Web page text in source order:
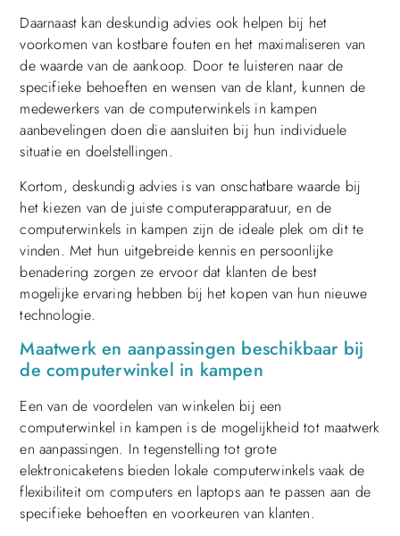
Daarnaast kan deskundig advies ook helpen bij het
voorkomen van kostbare fouten en het maximaliseren van
de waarde van de aankoop. Door te luisteren naar de
specifieke behoeften en wensen van de klant, kunnen de
medewerkers van de computerwinkels in kampen
aanbevelingen doen die aansluiten bij hun individuele
situatie en doelstellingen.
Kortom, deskundig advies is van onschatbare waarde bij
het kiezen van de juiste computerapparatuur, en de
computerwinkels in kampen zijn de ideale plek om dit te
vinden. Met hun uitgebreide kennis en persoonlijke
benadering zorgen ze ervoor dat klanten de best
mogelijke ervaring hebben bij het kopen van hun nieuwe
technologie.
Maatwerk en aanpassingen beschikbaar bij
de computerwinkel in kampen
Een van de voordelen van winkelen bij een
computerwinkel in kampen is de mogelijkheid tot maatwerk
en aanpassingen. In tegenstelling tot grote
elektronicaketens bieden lokale computerwinkels vaak de
flexibiliteit om computers en laptops aan te passen aan de
specifieke behoeften en voorkeuren van klanten.